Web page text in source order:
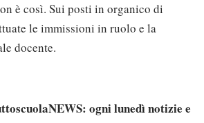
è così. Sui posti in organico di
le immissioni in ruolo e la
docente.
ogni lunedì notizie e